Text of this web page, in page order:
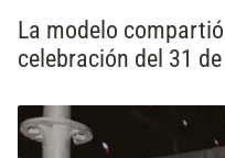
La modelo
celebración del 31